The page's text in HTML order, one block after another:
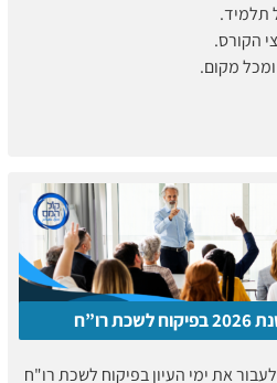
תלמיד.
הקורס.
מקום.
רו”ח
את ימי העיון בפיקוח לשכת רו"ח